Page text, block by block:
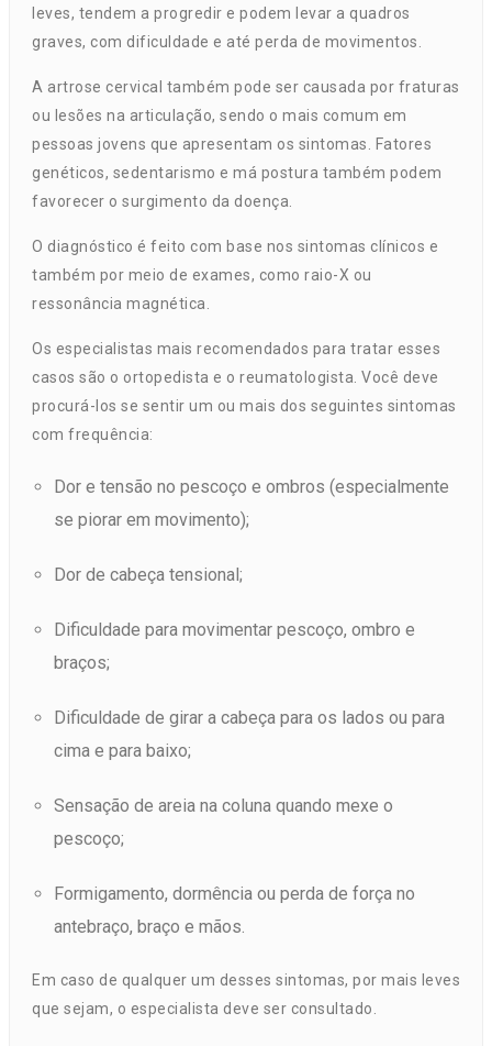
leves, tendem a progredir e podem levar a quadros
graves, com dificuldade e até perda de movimentos.
A artrose cervical também pode ser causada por fraturas
ou lesões na articulação, sendo o mais comum em
pessoas jovens que apresentam os sintomas. Fatores
genéticos, sedentarismo e má postura também podem
favorecer o surgimento da doença.
O diagnóstico é feito com base nos sintomas clínicos e
também por meio de exames, como raio-X ou
ressonância magnética.
Os especialistas mais recomendados para tratar esses
casos são o ortopedista e o reumatologista. Você deve
procurá-los se sentir um ou mais dos seguintes sintomas
com frequência:
Dor e tensão no pescoço e ombros (especialmente
se piorar em movimento);
Dor de cabeça tensional;
Dificuldade para movimentar pescoço, ombro e
braços;
Dificuldade de girar a cabeça para os lados ou para
cima e para baixo;
Sensação de areia na coluna quando mexe o
pescoço;
Formigamento, dormência ou perda de força no
antebraço, braço e mãos.
Em caso de qualquer um desses sintomas, por mais leves
que sejam, o especialista deve ser consultado.